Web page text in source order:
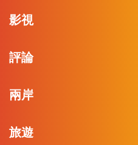
影視
評論
兩岸
旅遊